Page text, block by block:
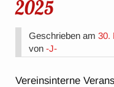
2025
Geschrieben am30.
von-J-
Vereinsinterne